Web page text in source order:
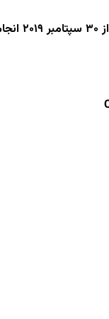
جدول ارزیابی TEF (برای آزمون‌هایی که قبل از ۳۰ سپتامبر ۲۰۱۹ انجام